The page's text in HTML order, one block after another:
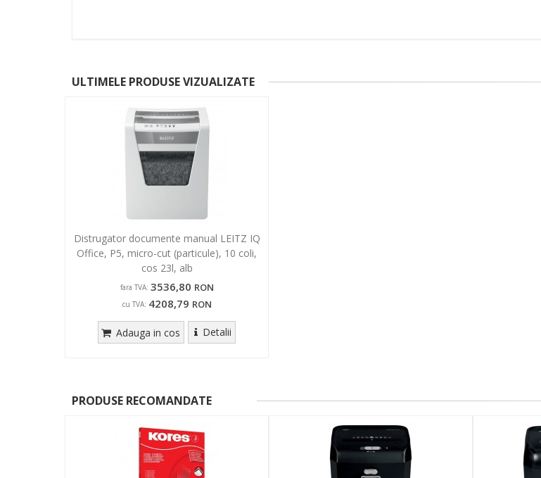
ULTIMELE PRODUSE VIZUALIZATE
Distrugator documente manual LEITZ IQ
Office, P5, micro-cut (particule), 10 coli,
cos 23l, alb
fara TVA: 3536,80 RON
cu TVA: 4208,79 RON
Adauga in cos Detalii
PRODUSE RECOMANDATE